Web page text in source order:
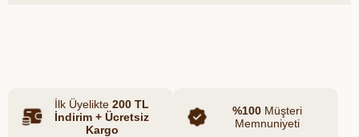
İlk Üyelikte 200 TL
İndirim + Ücretsiz
Kargo
%100Müşteri
Memnuniyeti